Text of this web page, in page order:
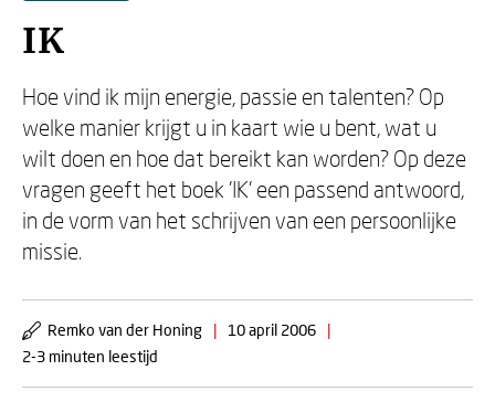
IK
Hoe vind ik mijn energie, passie en talenten? Op
welke manier krijgt u in kaart wie u bent, wat u
wilt doen en hoe dat bereikt kan worden? Op deze
vragen geeft het boek 'IK' een passend antwoord,
in de vorm van het schrijven van een persoonlijke
missie.
Remko van der Honing | 10 april 2006
|
2-3 minuten leestijd